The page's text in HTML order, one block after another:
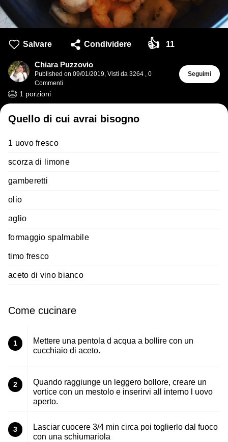
Salvare Condividere 👍 11
Chiara Puzzovio
Published on 09/01/2019, Visti da 3264 , 0
Commenti
Seguimi
1 porzioni
Quello di cui avrai bisogno
1 uovo fresco
scorza di limone
gamberetti
olio
aglio
formaggio spalmabile
timo fresco
aceto di vino bianco
Come cucinare
1
Mettere una pentola d acqua a bollire con un
cucchiaio di aceto.
2
Quando raggiunge un leggero bollore, creare un
vortice con un mestolo e inserirvi all interno l uovo
aperto.
3
Lasciar cuocere 3/4 min circa poi toglierlo dal fuoco
con una schiumariola